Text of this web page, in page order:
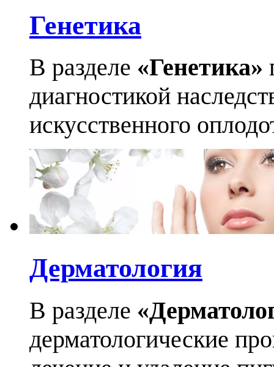
Генетика
В разделе «Генетика»
диагностикой
искусственного
Дерматология
В разделе
дерматологические